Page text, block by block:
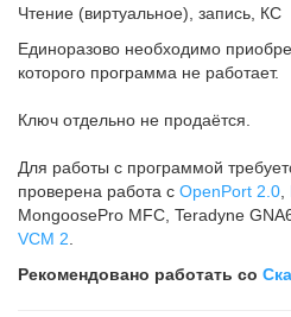
Чтение (виртуальное), запись, КС
Единоразово необходимо
которого программа не работает.
Ключ отдельно не продаётся.
Для работы с программой
проверена работа с OpenPort 2.0
MongoosePro MFC, Teradyne
VCM 2
Рекомендовано работать со